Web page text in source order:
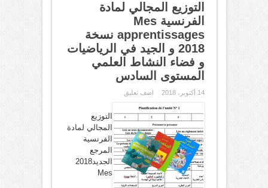
التوزيع المجالي لمادة
الفرنسية Mes
apprentissages نسخة
2018 و الجيد في الرياضيات
و فضاء النشاط العلمي
المستوى السادس
14 أكتوبر، 2018 اضف تعليق
التوزيع
المجالي لمادة
الفرنسية
المرجع
الجديد2018
Mes